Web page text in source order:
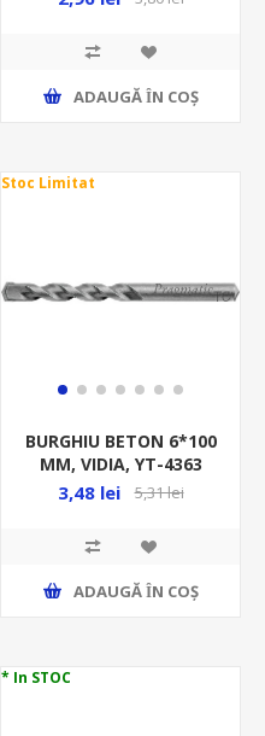
ADAUGĂ ȊN COŞ
Stoc Limitat
BURGHIU BETON 6*100
MM, VIDIA, YT-4363
3,48 lei 5,31 lei
ADAUGĂ ȊN COŞ
* In STOC